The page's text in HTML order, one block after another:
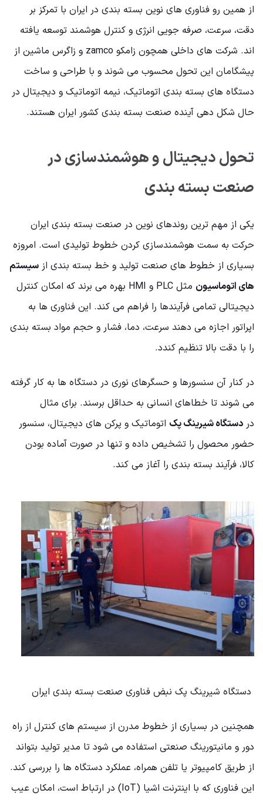
از همین رو فناوری های نوین بسته بندی در ایران با تمرکز بر
دقت، سرعت، صرفه جویی انرژی و کنترل هوشمند توسعه یافته
اند. شرکت های داخلی همچون زامکو zamco و زاگرس ماشین از
پیشگامان این تحول محسوب می شوند و با طراحی و ساخت
دستگاه های بسته بندی اتوماتیک، نیمه اتوماتیک و دیجیتال در
حال شکل دهی آینده صنعت بسته بندی کشور ایران هستند.
تحول دیجیتال و هوشمندسازی در
صنعت بسته بندی
یکی از مهم ترین روندهای نوین در صنعت بسته بندی ایران
حرکت به سمت هوشمندسازی کردن خطوط تولیدی است. امروزه
بسیاری از خطوط های صنعت تولید و خط بسته بندی از سیستم
های اتوماسیون
مثل PLC و HMI بهره می برند که امکان کنترل
دیجیتالی تمامی فرآیندها را فراهم می کند. این فناوری ها به
اپراتور اجازه می دهند سرعت، دما، فشار و حجم مواد بسته بندی
را با دقت بالا تنظیم کندد.
در کنار آن سنسورها و حسگرهای نوری در دستگاه ها به کار گرفته
می شوند تا خطاهای انسانی به حداقل برسند. برای مثال
در دستگاه شیرینگ پک اتوماتیک و پرکن های دیجیتال، سنسور
حضور محصول را تشخیص داده و تنها در صورت آماده بودن
کالا، فرآیند بسته بندی را آغاز می کند.
دستگاه شیرینگ پک نبض فناوری صنعت بسته بندی ایران
همچنین در بسیاری از خطوط مدرن از سیستم های کنترل از راه
دور و مانیتورینگ صنعتی استفاده می شود تا مدیر تولید بتواند
از طریق کامپیوتر یا تلفن همراه، عملکرد دستگاه ها را بررسی کند.
این فناوری که با اینترنت اشیا (IoT) در ارتباط است، امکان عیب